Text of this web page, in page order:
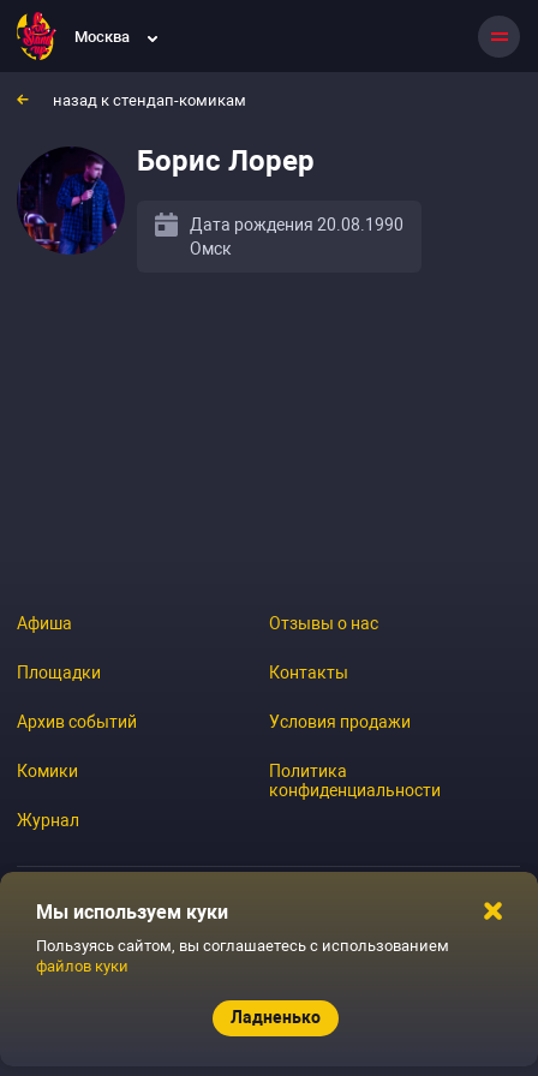
Москва
назад к стендап-комикам
Борис Лорер
Дата рождения 20.08.1990
Омск
Афиша
Площадки
Архив событий
Комики
Журнал
Отзывы о нас
Контакты
Условия продажи
Политика
конфиденциальности
Мы используем куки
Пользуясь сайтом, вы соглашаетесь с использованием
файлов куки
Ладненько